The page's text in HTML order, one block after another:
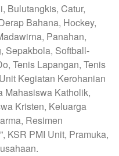
Bulutangkis, Catur,
Bahana, Hockey,
Panahan,
Sepakbola, Softball-
Tenis Lapangan, Tenis
Kegiatan Kerohanian
Mahasiswa Katholik,
Kristen, Keluarga
Resimen
KSR PMI Unit, Pramuka,